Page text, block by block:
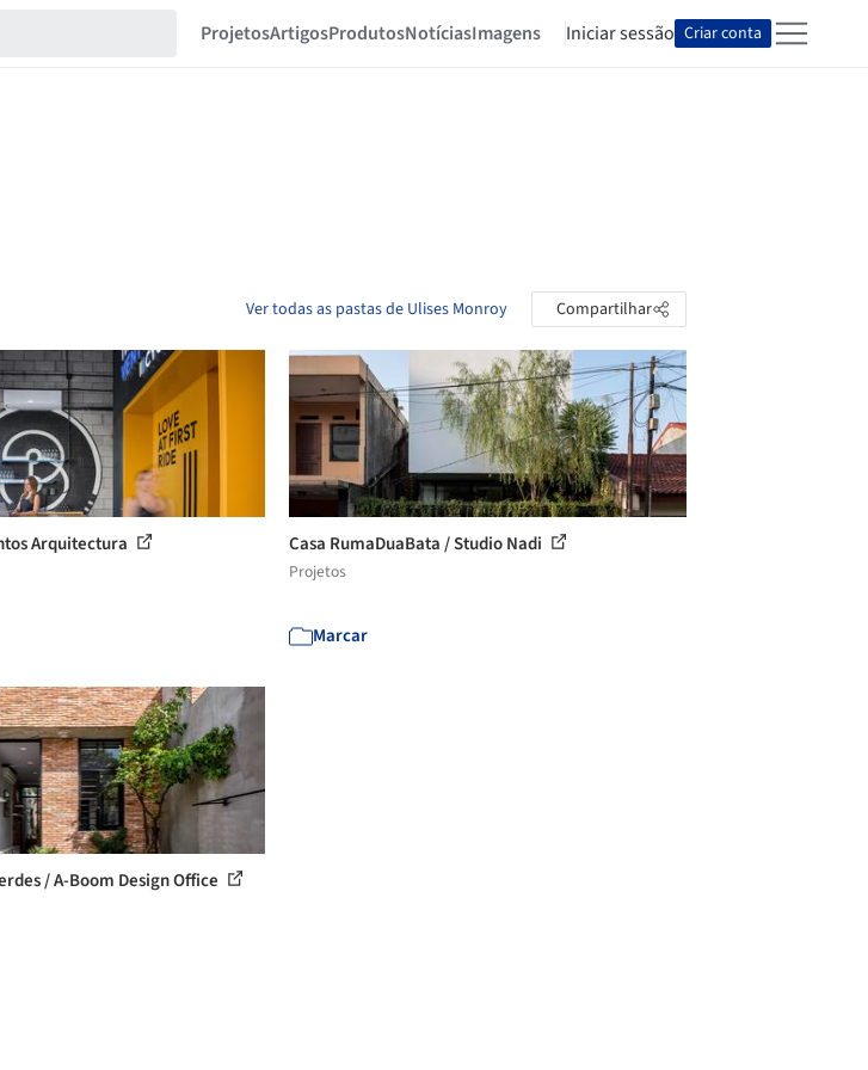
ProjetosArtigosProdutosNotíciasImagens Iniciar sessão Criar conta
Ver todas as pastas de Ulises Monroy Compartilhar
Arquitectura Casa RumaDuaBata / Studio Nadi
Projetos
Marcar
/ A-Boom Design Office